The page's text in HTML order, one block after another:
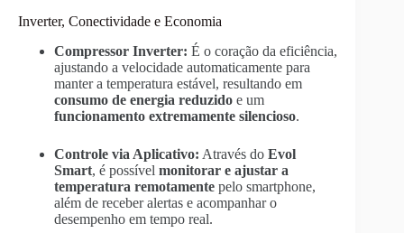
Inverter, Conectividade e Economia
Compressor Inverter: É o coração da eficiência,
ajustando a velocidade automaticamente para
manter a temperatura estável, resultando em
consumo de energia reduzido e um
funcionamento extremamente silencioso.
Controle via Aplicativo: Através do Evol
Smart, é possível monitorar e ajustar a
temperatura remotamente pelo smartphone,
além de receber alertas e acompanhar o
desempenho em tempo real.